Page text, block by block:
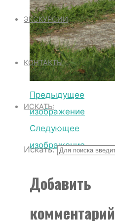
ЭКСКУРСИИ
КОНТАКТЫ
ИСКАТЬ:
Искать:
Предыдущее
изображение
Следующее
изображение
Добавить
комментарий